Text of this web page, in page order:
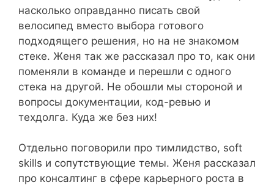
насколько оправданно писать свой
велосипед вместо выбора готового
подходящего решения, но на не знакомом
стеке. Женя так же рассказал про то, как они
поменяли в команде и перешли с одного
стека на другой. Не обошли мы стороной и
вопросы документации, код-ревью и
техдолга. Куда же без них!
Отдельно поговорили про тимлидство, soft
skills и сопутствующие темы. Женя рассказал
про консалтинг в сфере карьерного роста в